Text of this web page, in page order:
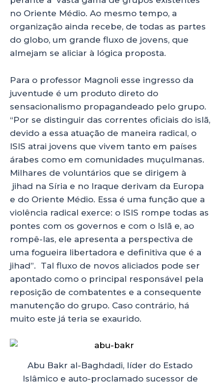
no Oriente Médio. Ao mesmo tempo, a
organização ainda recebe, de todas as partes
do globo, um grande fluxo de jovens, que
almejam se aliciar à lógica proposta.
Para o professor Magnoli esse ingresso da
juventude é um produto direto do
sensacionalismo propagandeado pelo grupo.
“Por se distinguir das correntes oficiais do islã,
devido a essa atuação de maneira radical, o
ISIS atrai jovens que vivem tanto em países
árabes como em comunidades muçulmanas.
Milhares de voluntários que se dirigem à
jihad na Síria e no Iraque derivam da Europa
e do Oriente Médio. Essa é uma função que a
violência radical exerce: o ISIS rompe todas as
pontes com os governos e com o Islã e, ao
rompê-las, ele apresenta a perspectiva de
uma fogueira libertadora e definitiva que é a
jihad”. Tal fluxo de novos aliciados pode ser
apontado como o principal responsável pela
reposição de combatentes e a consequente
manutenção do grupo. Caso contrário, há
muito este já teria se exaurido.
Abu Bakr al-Baghdadi, líder do Estado
Islâmico e auto-proclamado sucessor de